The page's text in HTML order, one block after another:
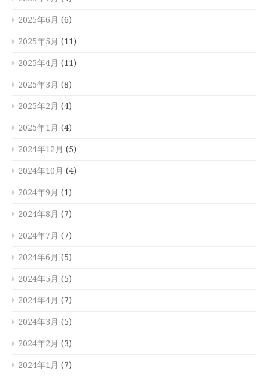
2025年6月 (6)
2025年5月 (11)
2025年4月 (11)
2025年3月 (8)
2025年2月 (4)
2025年1月 (4)
2024年12月 (5)
2024年10月 (4)
2024年9月 (1)
2024年8月 (7)
2024年7月 (7)
2024年6月 (5)
2024年5月 (5)
2024年4月 (7)
2024年3月 (5)
2024年2月 (3)
2024年1月 (7)